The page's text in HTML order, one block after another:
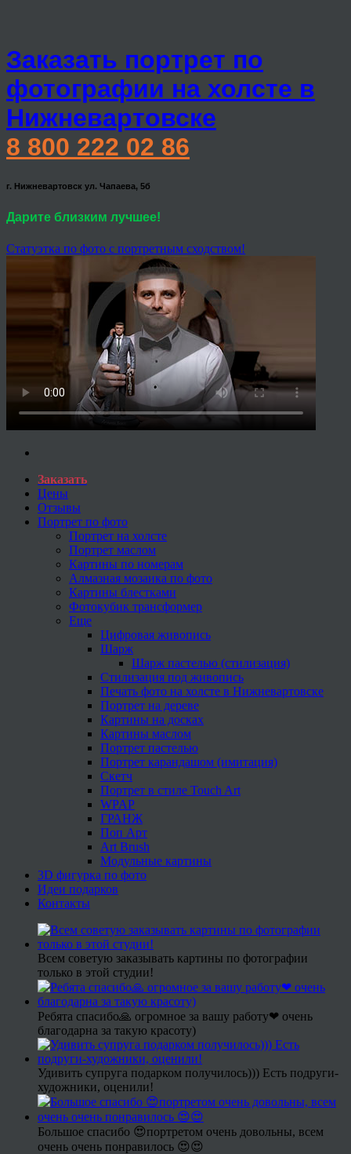
Заказать портрет по
фотографии на холсте в
Нижневартовске
8 800 222 02 86
г. Нижневартовск ул. Чапаева, 5б
Дарите близким лучшее!
Статуэтка по фото с портретным сходством!
Заказать
Цены
Отзывы
Портрет по фото
Портрет на холсте
Портрет маслом
Картины по номерам
Алмазная мозаика по фото
Картины блестками
Фотокубик трансформер
Еще
Цифровая живопись
Шарж
Шарж пастелью (стилизация)
Стилизация под живопись
Печать фото на холсте в Нижневартовске
Портрет на дереве
Картины на досках
Картины маслом
Портрет пастелью
Портрет карандашом (имитация)
Скетч
Портрет в стиле Touch Art
WPAP
ГРАНЖ
Поп Арт
Art Brush
Модульные картины
3D фигурка по фото
Идеи подарков
Контакты
Всем советую заказывать картины по фотографии
только в этой студии!
Ребята спасибо🙏 огромное за вашу работу❤ очень
благодарна за такую красоту)
Удивить супруга подарком получилось))) Есть подруги-
художники, оценили!
Большое спасибо 😍портретом очень довольны, всем
очень очень понравилось 😍😍